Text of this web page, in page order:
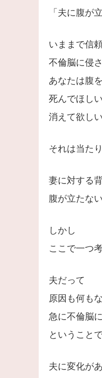
「夫に腹が
いままで信
不倫脳に侵
あなたは腹
死んでほし
消えて欲し
それは当た
妻に対する
腹が立たな
しかし
ここで一つ
夫だって
原因も何もな
急に不倫脳
ということで
夫に変化が